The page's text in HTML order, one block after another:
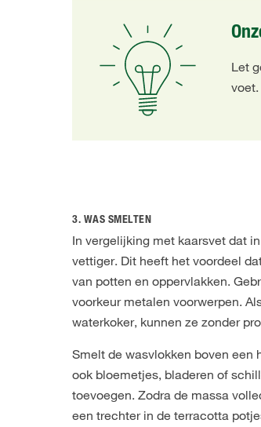
Let
3. WAS SMELTEN
In vergelijking met kaarsvet dat
vettiger. Dit heeft het voordeel
van potten en oppervlakken.
voorkeur metalen voorwerpen.
waterkoker, kunnen ze zonder
Smelt de wasvlokken boven een
ook bloemetjes, bladeren of
toevoegen. Zodra de massa
een trechter in de terracotta